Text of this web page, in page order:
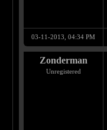
03-11-2013, 04:34 PM
Zonderman
Unregistered